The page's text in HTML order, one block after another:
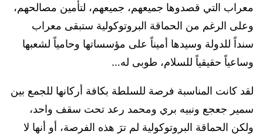
معراب التي قصدوها جميعهم، جميعهم، لتأمين مصالحهم،
وعلى الرغم من الحماقة البروتوكولية ستبقى معراب
سنداً للدولة وسيدها أميناً على مؤسساتها وحامياً لشعبها
وساعياً حقيقياً للسلام، طوبى له…
لقد كانت المناسبة فرصة للسلطة بكافة أركانها للجمع بين
سمير جعجع ونبيه بري ومحمد رعد تحت سقف واحد،
ولكن الحماقة البروتوكولية لم ترَ هذه الفرصة، أو أنها لا